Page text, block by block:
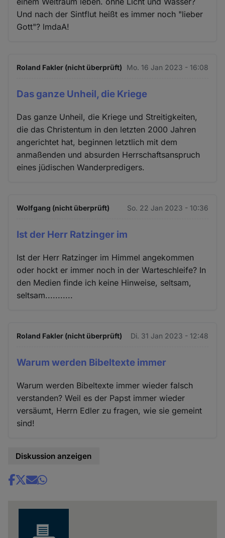
Und nach der Sintflut heißt es immer noch "lieber
Gott"? lmdaA!
Roland Fakler (nicht überprüft) Mo. 16 Jan 2023 - 16:08
Das ganze Unheil, die Kriege
Das ganze Unheil, die Kriege und Streitigkeiten,
die das Christentum in den letzten 2000 Jahren
angerichtet hat, beginnen letztlich mit dem
anmaßenden und absurden Herrschaftsanspruch
eines jüdischen Wanderpredigers.
Wolfgang (nicht überprüft) So. 22 Jan 2023 - 10:36
Ist der Herr Ratzinger im
Ist der Herr Ratzinger im Himmel angekommen
oder hockt er immer noch in der Warteschleife? In
den Medien finde ich keine Hinweise, seltsam,
seltsam...........
Roland Fakler (nicht überprüft) Di. 31 Jan 2023 - 12:48
Warum werden Bibeltexte immer
Warum werden Bibeltexte immer wieder falsch
verstanden? Weil es der Papst immer wieder
versäumt, Herrn Edler zu fragen, wie sie gemeint
sind!
Diskussion anzeigen
Share